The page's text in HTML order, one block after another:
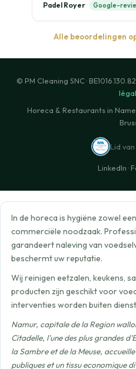
Padel Royer Google-
Alle beoordelingen
© PM Cleaning SNC ·
Horeca & Restaurants in
Lid van
LinkedIn ·
In de horeca is hygiëne zowel
commerciële noodzaak.
garandeert naleving van
beschermt uw reputatie.
Wij reinigen eetzalen, keukens,
producten zijn geschikt voor
interventies worden buiten
Namur, capitale de la Region
Citadelle, l'une des plus grandes
la Sambre et de la Meuse,
publiques et un tissu economique